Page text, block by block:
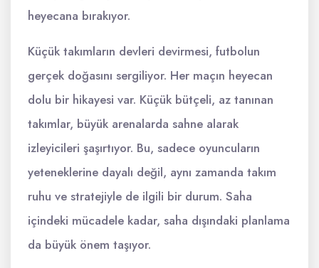
heyecana bırakıyor.
Küçük takımların devleri devirmesi, futbolun
gerçek doğasını sergiliyor. Her maçın heyecan
dolu bir hikayesi var. Küçük bütçeli, az tanınan
takımlar, büyük arenalarda sahne alarak
izleyicileri şaşırtıyor. Bu, sadece oyuncuların
yeteneklerine dayalı değil, aynı zamanda takım
ruhu ve stratejiyle de ilgili bir durum. Saha
içindeki mücadele kadar, saha dışındaki planlama
da büyük önem taşıyor.